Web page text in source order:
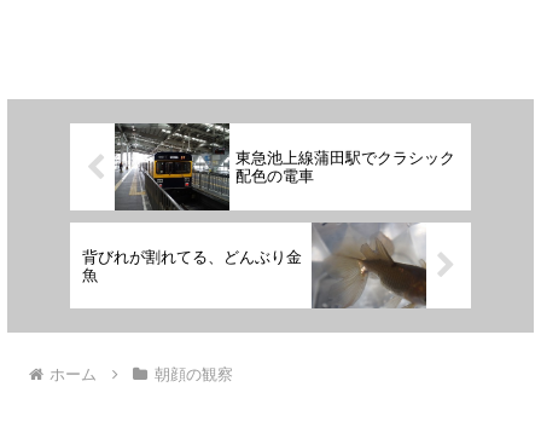
東急池上線蒲田駅でクラシック
配色の電車
背びれが割れてる、どんぶり金
魚
ホーム 朝顔の観察